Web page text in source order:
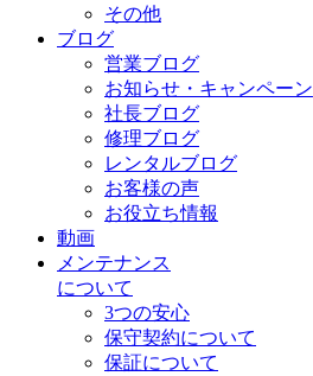
その他
ブログ
営業ブログ
お知らせ・キャンペーン
社長ブログ
修理ブログ
レンタルブログ
お客様の声
お役立ち情報
動画
メンテナンス
について
3つの安心
保守契約について
保証について